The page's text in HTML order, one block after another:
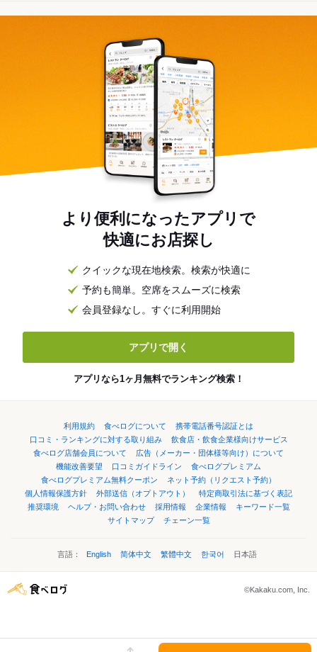
より便利になったアプリで
快適にお店探し
クイックな現在地検索。検索が快適に
予約も簡単。空席をスムーズに検索
会員登録なし。すぐに利用開始
アプリで開く
アプリなら1ヶ月無料でランキング検索！
利用規約 食べログについて
携帯電話番号認証とは
口コミ・ランキングに対する取り組み
飲食店・飲食企業様向けサービス
食べログ店舗会員について
広告（メーカー・団体様等向け）について
機能改善要望
口コミガイドライン
食べログプレミアム
食べログプレミアム無料クーポン
ネット予約（リクエスト予約）
個人情報保護方針
外部送信（オプトアウト）
特定商取引法に基づく表記
推奨環境
ヘルプ・お問い合わせ 採用情報 企業情報
キーワード一覧
サイトマップ
チェーン一覧
言語： English 简体中文 繁體中文 한국어 日本語
©Kakaku.com, Inc.